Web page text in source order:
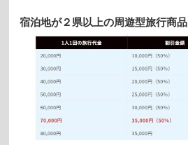
宿泊地が２県以上の周遊型旅行商品